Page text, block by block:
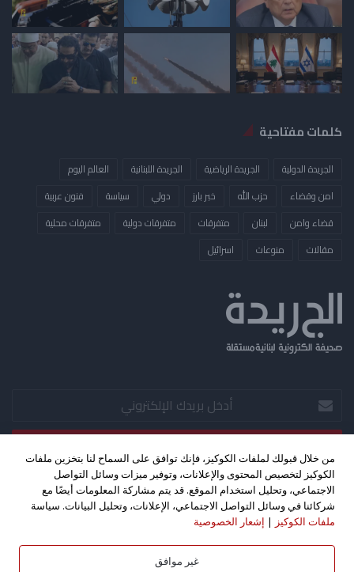
كلمات مفتاحية
الجريدة الدولية الجريدة الرياضية الجريدة اللبنانية
العالم اليوم
امن وقضاء
حزب الله خبر بارز دولي سياسة
فنون عربية
قضاء وامن
لبنان متفرقات متفرقات دولية
متفرقات محلية
مقالات
منوعات ​اسرائيل
أدخل
بريدك
الإلكتروني
فيسبوك
‫X
‫YouTube
حقوق الطبع والنشر 2026©، جميع الحقوق محفوظة. تصميم واستضافة
من خلال قبولك لملفات الكوكيز، فإنك توافق على السماح لنا بتخزين ملفات
الكوكيز لتخصيص المحتوى والإعلانات، وتوفير ميزات وسائل التواصل
الاجتماعي، وتحليل استخدام الموقع. قد يتم مشاركة المعلومات أيضًا مع
شركائنا في وسائل التواصل الاجتماعي، الإعلانات، وتحليل البيانات. سياسة
ملفات الكوكيز | إشعار الخصوصية
غير موافق